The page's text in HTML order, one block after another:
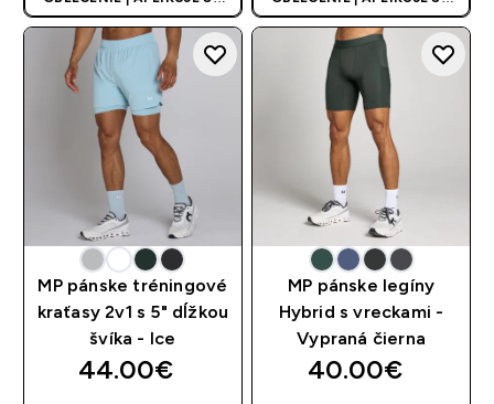
AUTOMATICKY PRI KÚPE 3
KS
AUTOMATICKY PRI KÚPE 3
KS
MP pánske tréningové
kraťasy 2v1 s 5" dĺžkou
švíka - Ice
44.00€‎
MP pánske legíny
Hybrid s vreckami -
Vypraná čierna
40.00€‎